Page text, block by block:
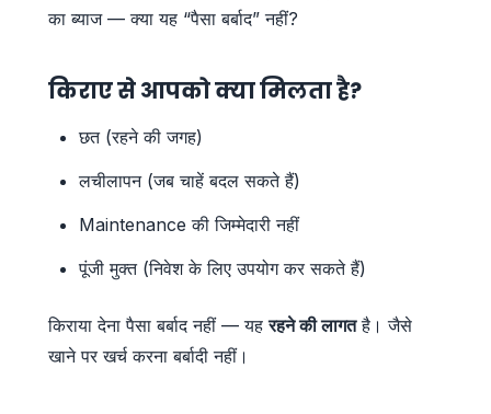
का ब्याज — क्या यह “पैसा बर्बाद” नहीं?
किराए से आपको क्या मिलता है?
छत (रहने की जगह)
लचीलापन (जब चाहें बदल सकते हैं)
Maintenance की जिम्मेदारी नहीं
पूंजी मुक्त (निवेश के लिए उपयोग कर सकते हैं)
किराया देना पैसा बर्बाद नहीं — यहरहने की लागतहै। जैसे
खाने पर खर्च करना बर्बादी नहीं।